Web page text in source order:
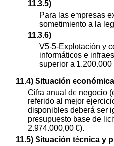
11.3.5)
Para las empresas
sometimiento a la
11.3.6)
V5-5-Explotación y
informáticos e
superior a 1.200.000
11.4) Situación
Cifra anual de negocio
referido al mejor
disponibles deberá ser
presupuesto base de
2.974.000,00 €).
11.5) Situación técnica y